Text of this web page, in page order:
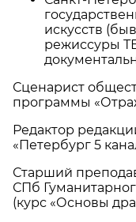
искусств
режиссуры
Сценарист
программы
Редактор
«Петербург 5
Старший
СПб
(курс «Основы